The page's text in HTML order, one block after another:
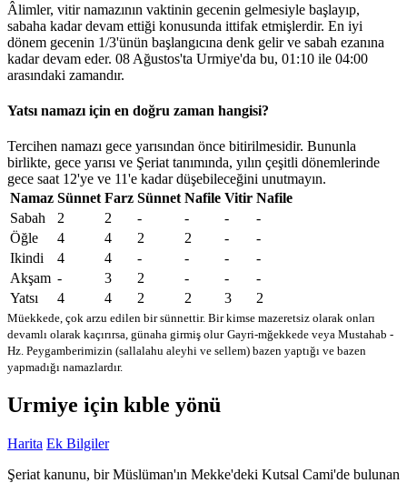
Âlimler, vitir namazının vaktinin gecenin gelmesiyle başlayıp,
sabaha kadar devam ettiği konusunda ittifak etmişlerdir. En iyi
dönem gecenin 1/3'ünün başlangıcına denk gelir ve sabah ezanına
kadar devam eder. 08 Ağustos'ta Urmiye'da bu, 01:10 ile 04:00
arasındaki zamandır.
Yatsı namazı için en doğru zaman hangisi?
Tercihen namazı gece yarısından önce bitirilmesidir. Bununla
birlikte, gece yarısı ve Şeriat tanımında, yılın çeşitli dönemlerinde
gece saat 12'ye ve 11'e kadar düşebileceğini unutmayın.
Namaz Sünnet Farz Sünnet Nafile Vitir Nafile
Sabah
2 2 - - -
-
Öğle
4 4 2 2 -
-
Ikindi
4 4 - - -
-
Akşam - 3 2 - -
-
Yatsı
4 4 2 2 3 2
Müekkede, çok arzu edilen bir sünnettir. Bir kimse mazeretsiz olarak onları
devamlı olarak kaçırırsa, günaha girmiş olur Gayri-mğekkede veya Mustahab -
Hz. Peygamberimizin (sallalahu aleyhi ve sellem) bazen yaptığı ve bazen
yapmadığı namazlardır.
Urmiye için kıble yönü
Harita Ek Bilgiler
Şeriat kanunu, bir Müslüman'ın Mekke'deki Kutsal Cami'de bulunan